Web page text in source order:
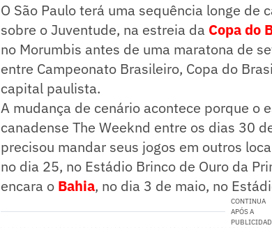
O São Paulo terá uma sequência longe de
sobre o Juventude, na estreia da Copa do
no Morumbis antes de uma maratona de
entre Campeonato Brasileiro, Copa do
capital paulista.
A mudança de cenário acontece porque o
canadense The Weeknd entre os dias 30
precisou mandar seus jogos em outros
no dia 25, no Estádio Brinco de Ouro da
encara o Bahia, no dia 3 de maio, no
CONTINUA
APÓS A